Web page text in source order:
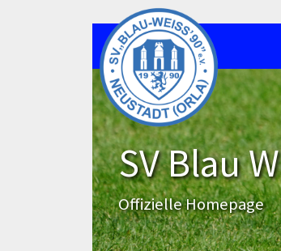
SV Blau
Offizielle Homepage